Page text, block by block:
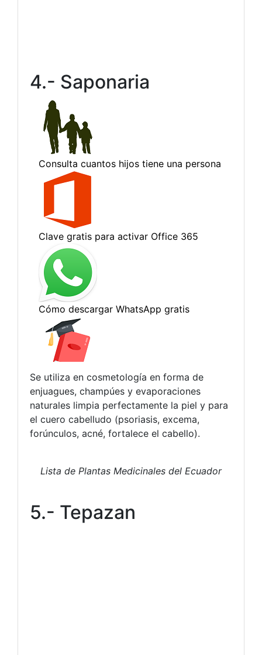
4.- Saponaria
Se utiliza en cosmetología en forma de
enjuagues, champúes y evaporaciones
naturales limpia perfectamente la piel y para
el cuero cabelludo (psoriasis, excema,
forúnculos, acné, fortalece el cabello).
Lista de Plantas Medicinales del Ecuador
5.- Tepazan